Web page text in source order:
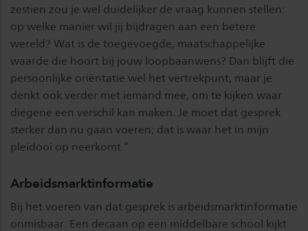
zestien zou je wel duidelijker de vraag kunnen stellen:
op welke manier wil jij bijdragen aan een betere
wereld? Wat is de toegevoegde, maatschappelijke
waarde die hoort bij jouw loopbaanwens? Dan blijft die
persoonlijke oriëntatie wel het vertrekpunt, maar je
denkt ook verder met iemand mee, om te kijken waar
diegene een verschil kan maken. Je moet dat gesprek
sterker dan nu gaan voeren; dat is waar het in mijn
pleidooi op neerkomt.”
Arbeidsmarktinformatie
Bij het voeren van dat gesprek is arbeidsmarktinformatie
onmisbaar. Een decaan op een middelbare school kijkt